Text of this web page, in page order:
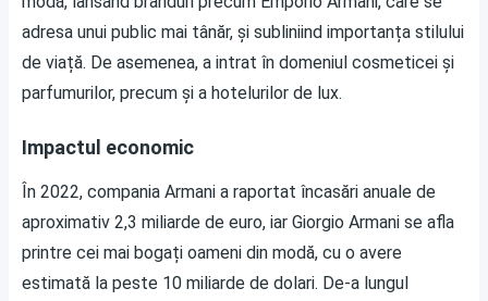
adresa unui public mai tânăr, și subliniind importanța stilului
de viață. De asemenea, a intrat în domeniul cosmeticei și
parfumurilor, precum și a hotelurilor de lux.
Impactul economic
În 2022, compania Armani a raportat încasări anuale de
aproximativ 2,3 miliarde de euro, iar Giorgio Armani se afla
printre cei mai bogați oameni din modă, cu o avere
estimată la peste 10 miliarde de dolari. De-a lungul